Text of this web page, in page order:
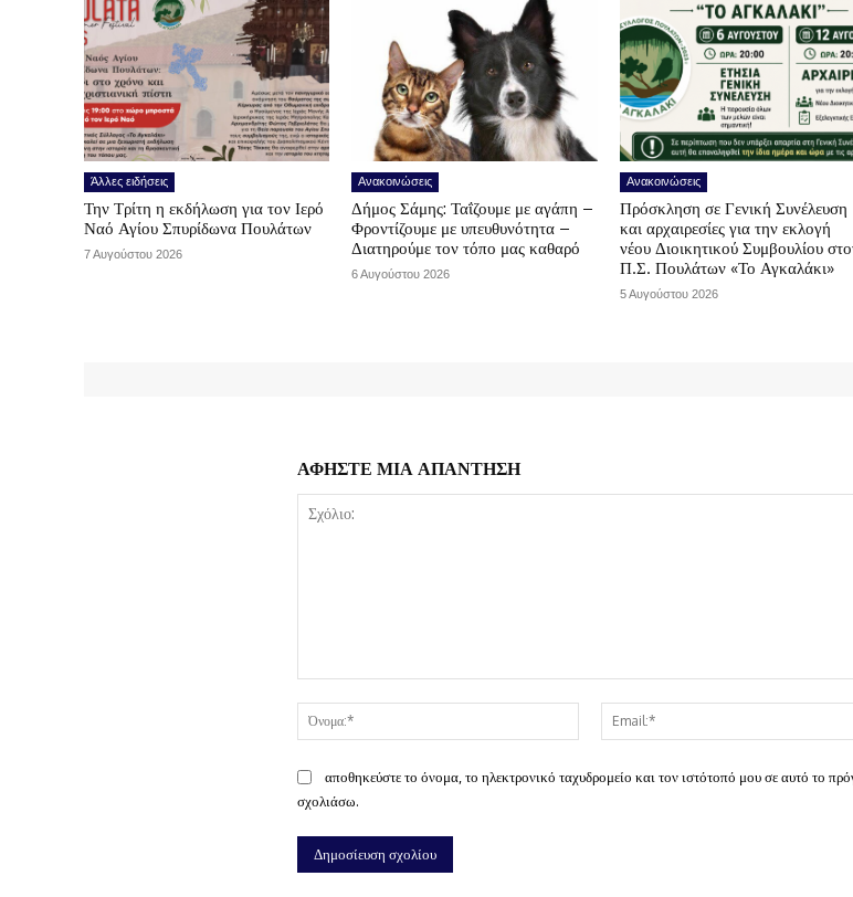
Άλλες ειδήσεις
Την Τρίτη η εκδήλωση για τον Ιερό
Ναό Αγίου Σπυρίδωνα Πουλάτων
7 Αυγούστου 2026
Ανακοινώσεις
Δήμος Σάμης: Ταΐζουμε με αγάπη –
Φροντίζουμε με υπευθυνότητα –
Διατηρούμε τον τόπο μας καθαρό
6 Αυγούστου 2026
Ανακοινώσεις
Πρόσκληση σε Γενική Συνέλευση
και αρχαιρεσίες για την εκλογή
νέου Διοικητικού Συμβουλίου
Π.Σ. Πουλάτων «Το Αγκαλάκι»
5 Αυγούστου 2026
ΑΦΗΣΤΕ ΜΙΑ ΑΠΑΝΤΗΣΗ
Όνομα:*
αποθηκεύστε το όνομα, το ηλεκτρονικό ταχυδρομείο και τον ιστότοπό μου σε αυτό το
σχολιάσω.